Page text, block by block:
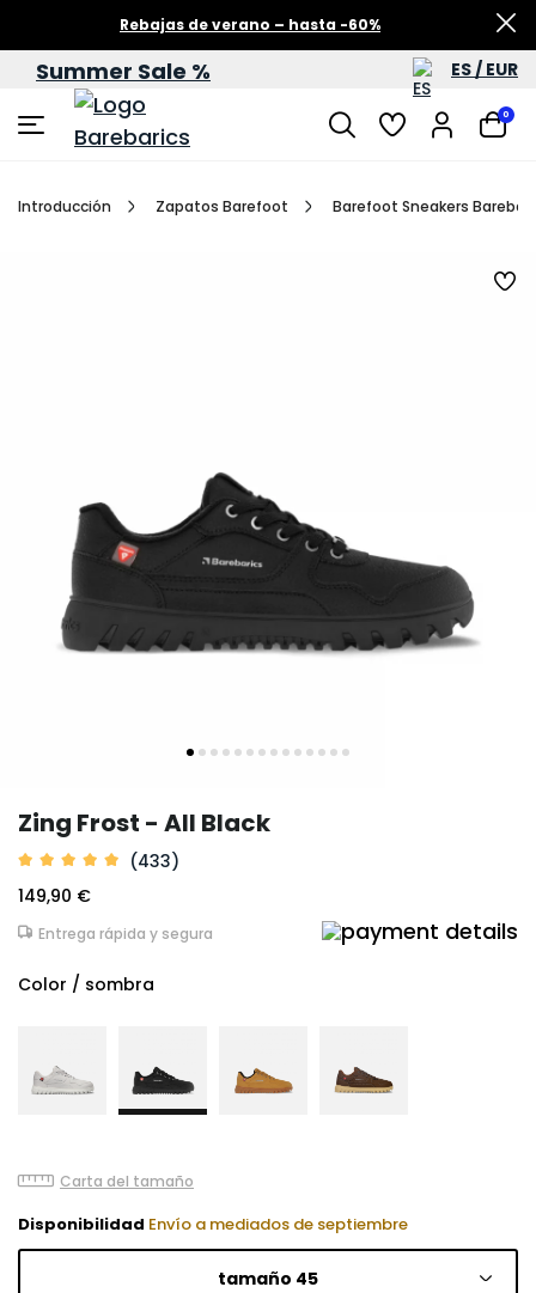
Rebajas de verano – hasta -60%
Summer Sale % ES / EUR
0
Introducción Zapatos Barefoot Barefoot Sneakers
Zing Frost - All Black
(433)
149,90 €
Entrega rápida y segura
Color / sombra
Carta del tamaño
Disponibilidad Envío a mediados de septiembre
tamaño 45